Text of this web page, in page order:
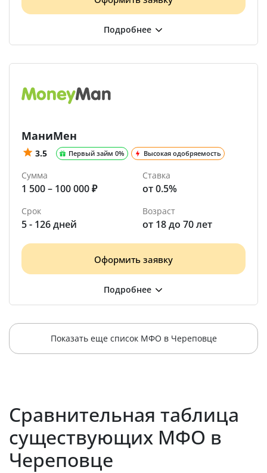
МаниМен
3.5 Первый займ 0% Высокая одобряемость
Сумма
1 500 – 100 000 ₽
Ставка
от 0.5%
Срок
5 - 126 дней
Возраст
от 18 до 70 лет
Оформить заявку
Показать еще список МФО в Череповце
Сравнительная таблица
существующих МФО в
Череповце